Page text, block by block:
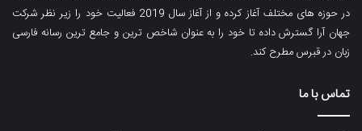
در حوزه های مختلف آغاز کرده و از آغاز سال 2019 فعالیت خود را زیر نظر شرکت
جهان آرا گسترش داده تا خود را به عنوان شاخص ترین و جامع ترین رسانه فارسی
زبان در قبرس مطرح کند.
تماس با ما